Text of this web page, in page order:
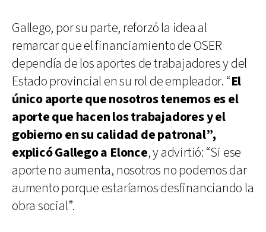
Gallego, por su parte, reforzó la idea al
remarcar que el financiamiento de OSER
dependía de los aportes de trabajadores y del
Estado provincial en su rol de empleador. “El
único aporte que nosotros tenemos es el
aporte que hacen los trabajadores y el
gobierno en su calidad de patronal”,
explicó Gallego a Elonce, y advirtió: “Si ese
aporte no aumenta, nosotros no podemos dar
aumento porque estaríamos desfinanciando la
obra social”.